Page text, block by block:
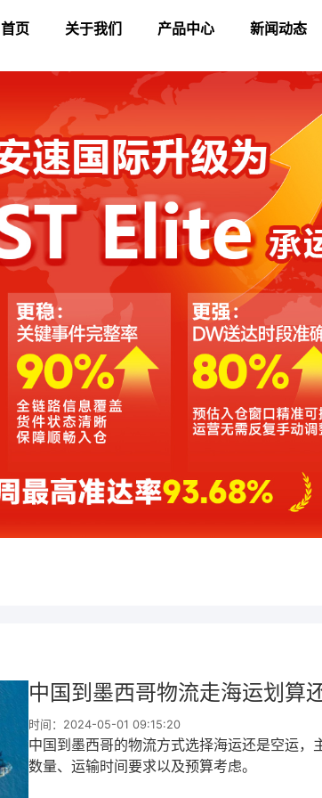
首页 关于我们 产品中心 新闻动态
中国到墨西哥物流走海运划算
时间：2024-05-01 09:15:20
中国到墨西哥的物流方式选择海运还是空运，
数量、运输时间要求以及预算考虑。